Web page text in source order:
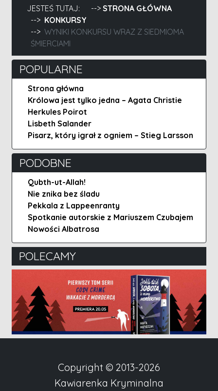
JESTEŚ TUTAJ:
STRONA GŁÓWNA
KONKURSY
WYNIKI KONKURSU WRAZ Z SIEDMIOMA
ŚMIERCIAMI
POPULARNE
Strona główna
Królowa jest tylko jedna – Agata Christie
Herkules Poirot
Lisbeth Salander
Pisarz, który igrał z ogniem – Stieg Larsson
PODOBNE
Qubth-ut-Allah!
Nie znika bez śladu
Pekkala z Lappeenranty
Spotkanie autorskie z Mariuszem Czubajem
Nowości Albatrosa
POLECAMY
Copyright © 2013-2026
Kawiarenka Kryminalna